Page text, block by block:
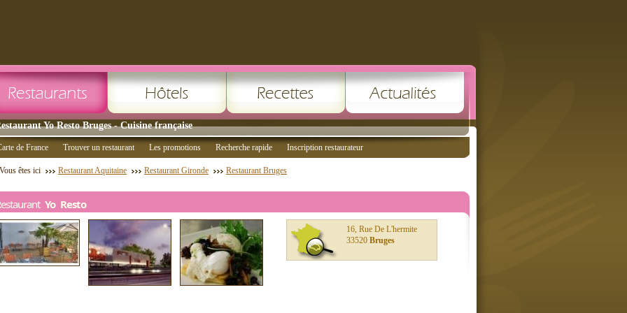
Yo Resto Bruges - Cuisine française
de France Trouver un restaurant Les promotions Recherche rapide Inscription restaurateur
Vous êtes ici Restaurant Aquitaine Restaurant Gironde Restaurant Bruges
Yo Resto
16, Rue De L'hermite
33520 Bruges